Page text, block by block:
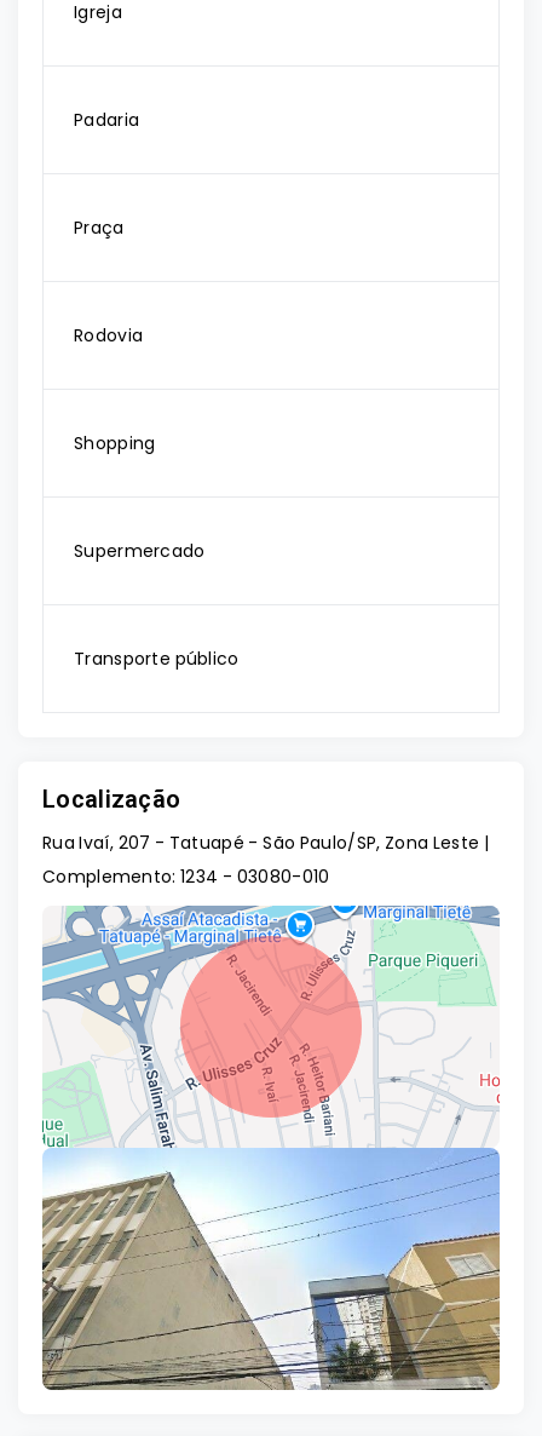
Igreja
Padaria
Praça
Rodovia
Shopping
Supermercado
Transporte público
Localização
Rua Ivaí, 207 - Tatuapé - São Paulo/SP, Zona Leste |
Complemento: 1234 - 03080-010
Leaflet